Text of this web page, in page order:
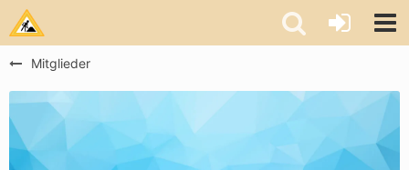
Mitglieder